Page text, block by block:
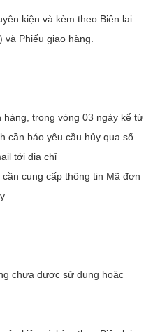
kiện và kèm theo Biên lai
Phiếu giao hàng.
trong vòng 03 ngày kể từ
cần báo yêu cầu hủy qua số
tới địa chỉ
cung cấp thông tin Mã đơn
chưa được sử dụng hoặc